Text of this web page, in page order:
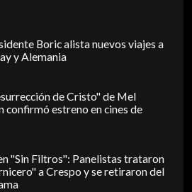
Boric alista nuevos viajes a
y Alemania
de Cristo" de Mel
confirmó estreno en cines de
"Sin Filtros": Panelistas trataron
a Crespo y se retiraron del